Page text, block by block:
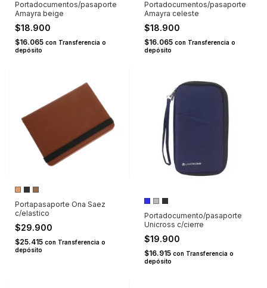
Portadocumentos/pasaporte
Amayra beige
$18.900
$16.065 con Transferencia o
depósito
Portadocumentos/pasaporte
Amayra celeste
$18.900
$16.065 con Transferencia o
depósito
Portapasaporte Ona Saez
c/elastico
$29.900
$25.415 con Transferencia o
depósito
Portadocumento/pasaporte
Unicross c/cierre
$19.900
$16.915 con Transferencia o
depósito